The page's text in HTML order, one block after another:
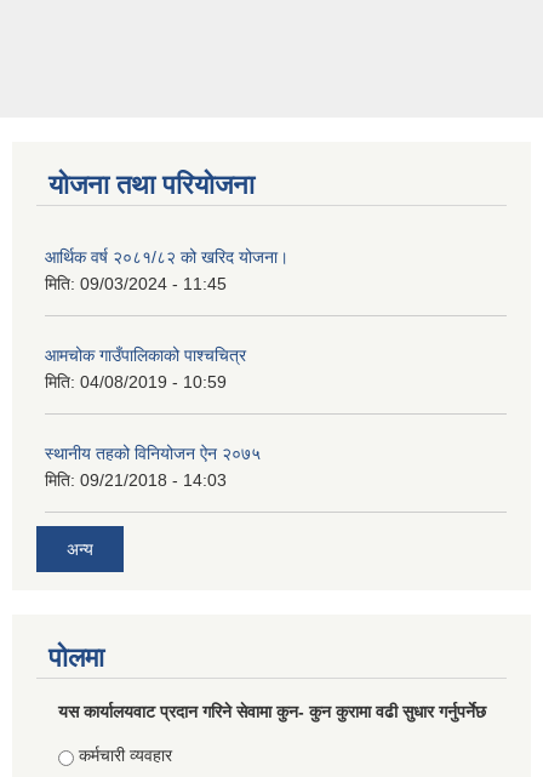
योजना तथा परियोजना
आर्थिक वर्ष २०८१/८२ को खरिद योजना।
मिति: 09/03/2024 - 11:45
आमचोक गाउँपालिकाको पाश्चचित्र
मिति: 04/08/2019 - 10:59
स्थानीय तहको विनियोजन ऐन २०७५
मिति: 09/21/2018 - 14:03
अन्य
पोलमा
यस कार्यालयवाट प्रदान गरिने सेवामा कुन- कुन कुरामा वढी सुधार गर्नुपर्नेछ
Choices
कर्मचारी व्यवहार